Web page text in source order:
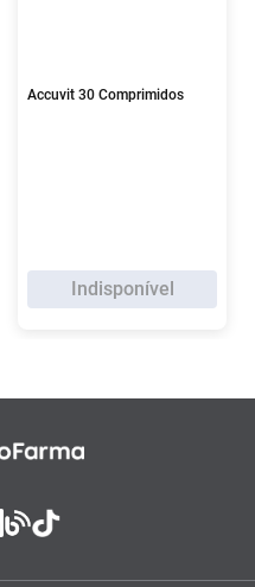
Accuvit 30 Comprimidos
Indisponível